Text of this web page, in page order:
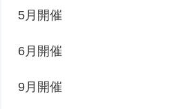
5月開催
6月開催
9月開催